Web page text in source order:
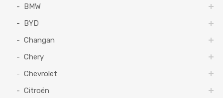
BMW
BYD
Changan
Chery
Chevrolet
Citroën